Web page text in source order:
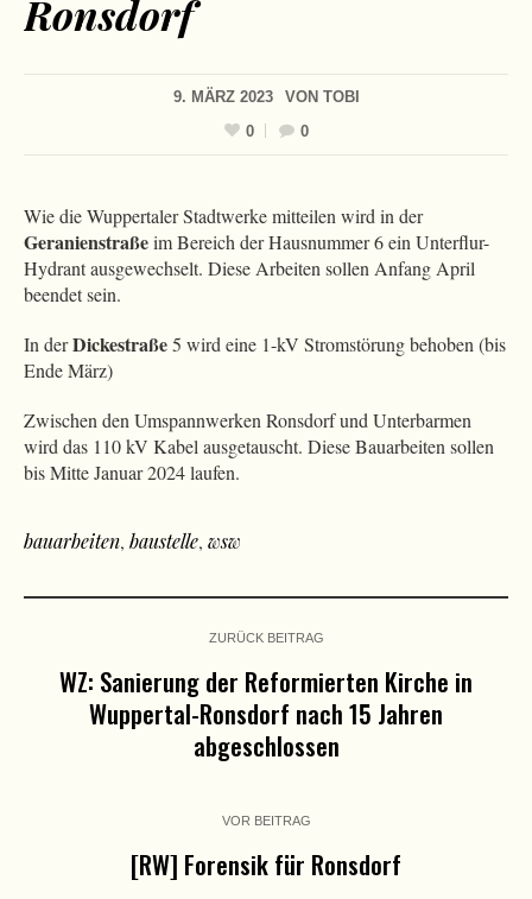
Ronsdorf
9. MÄRZ 2023 VON TOBI
0
0
Wie die Wuppertaler Stadtwerke mitteilen wird in der
Geranienstraßeim Bereich der Hausnummer 6 ein Unterflur-
Hydrant ausgewechselt. Diese Arbeiten sollen Anfang April
beendet sein.
In derDickestraße5 wird eine 1-kV Stromstörung behoben (bis
Ende März)
Zwischen den Umspannwerken Ronsdorf und Unterbarmen
wird das 110 kV Kabel ausgetauscht. Diese Bauarbeiten sollen
bis Mitte Januar 2024 laufen.
bauarbeiten, baustelle, wsw
ZURÜCK BEITRAG
WZ: Sanierung der Reformierten Kirche in
Wuppertal-Ronsdorf nach 15 Jahren
abgeschlossen
VOR BEITRAG
[RW] Forensik für Ronsdorf